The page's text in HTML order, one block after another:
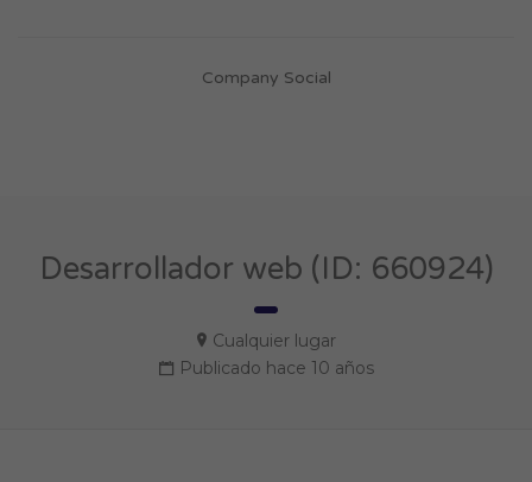
Company Social
Desarrollador web (ID: 660924)
Cualquier lugar
Publicado hace 10 años